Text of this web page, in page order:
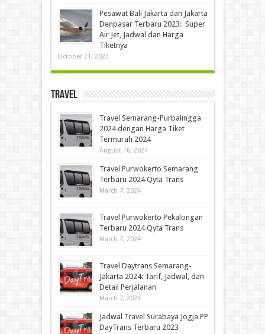
Pesawat Bali Jakarta dan Jakarta
Denpasar Terbaru 2023: Super
Air Jet, Jadwal dan Harga
Tiketnya
October 21, 2023
Travel
Travel Semarang-Purbalingga
2024 dengan Harga Tiket
Termurah 2024
August 16, 2024
Travel Purwokerto Semarang
Terbaru 2024 Qyta Trans
March 7, 2024
Travel Purwokerto Pekalongan
Terbaru 2024 Qyta Trans
March 7, 2024
Travel Daytrans Semarang-
Jakarta 2024: Tarif, Jadwal, dan
Detail Perjalanan
March 7, 2024
Jadwal Travel Surabaya Jogja PP
DayTrans Terbaru 2023